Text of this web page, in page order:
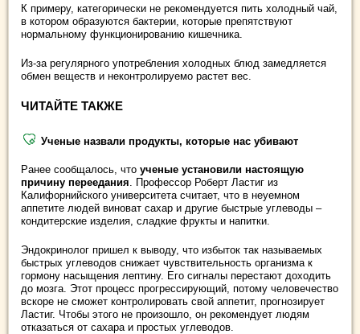
К примеру, категорически не рекомендуется пить холодный чай,
в котором образуются бактерии, которые препятствуют
нормальному функционированию кишечника.
Из-за регулярного употребления холодных блюд замедляется
обмен веществ и неконтролируемо растет вес.
ЧИТАЙТЕ ТАКЖЕ
Ученые назвали продукты, которые нас убивают
Ранее сообщалось, что ученые установили настоящую
причину переедания . Профессор Роберт Ластиг из
Калифорнийского университета считает, что в неуемном
аппетите людей виноват сахар и другие быстрые углеводы –
кондитерские изделия, сладкие фрукты и напитки.
Эндокринолог пришел к выводу, что избыток так называемых
быстрых углеводов снижает чувствительность организма к
гормону насыщения лептину. Его сигналы перестают доходить
до мозга. Этот процесс прогрессирующий, потому человечество
вскоре не сможет контролировать свой аппетит, прогнозирует
Ластиг. Чтобы этого не произошло, он рекомендует людям
отказаться от сахара и простых углеводов.